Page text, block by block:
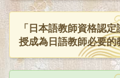
「日本語教師資格認
授成為日語教師必要